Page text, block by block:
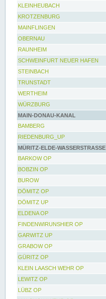
KLEINHEUBACH
KROTZENBURG
MAINFLINGEN
OBERNAU
RAUNHEIM
SCHWEINFURT NEUER HAFEN
STEINBACH
TRUNSTADT
WERTHEIM
WÜRZBURG
MAIN-DONAU-KANAL
BAMBERG
RIEDENBURG_UP
MÜRITZ-ELDE-WASSERSTRASSE
BARKOW OP
BOBZIN OP
BUROW
DÖMITZ OP
DÖMITZ UP
ELDENA OP
FINDENWIRUNSHIER OP
GARWITZ UP
GRABOW OP
GÜRITZ OP
KLEIN LAASCH WEHR OP
LEWITZ OP
LÜBZ OP